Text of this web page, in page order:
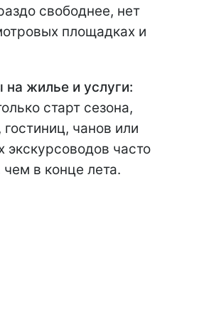
свободнее, нет
площадках и
жилье и услуги:
старт сезона,
чанов или
экскурсоводов часто
в конце лета.